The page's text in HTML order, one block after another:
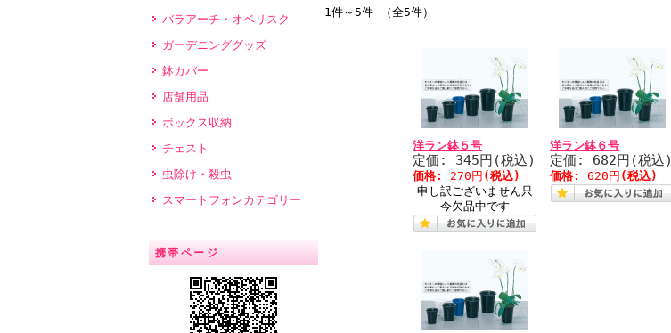
バラアーチ・オベリスク
ガーデニンググッズ
鉢カバー
店舗用品
ボックス収納
チェスト
虫除け・殺虫
スマートフォンカテゴリー
携帯ページ
1件～5件 （全5件）
洋ラン鉢５号
定価: 345円(税込)
価格: 270円 (税込)
申し訳ございません只
今欠品中です
洋ラン鉢６号
定価: 682円(税込)
価格: 620円 (税込)